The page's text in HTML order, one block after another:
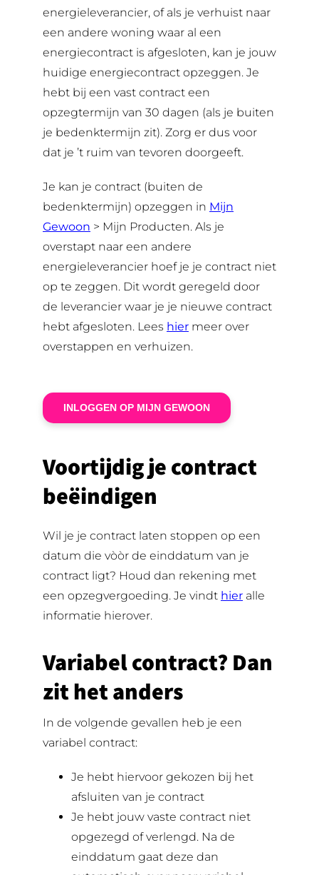
energieleverancier, of als je verhuist naar
een andere woning waar al een
energiecontract is afgesloten, kan je jouw
huidige energiecontract opzeggen. Je
hebt bij een vast contract een
opzegtermijn van 30 dagen (als je buiten
je bedenktermijn zit). Zorg er dus voor
dat je ’t ruim van tevoren doorgeeft.
Je kan je contract (buiten de
bedenktermijn) opzeggen in Mijn
Gewoon > Mijn Producten. Als je
overstapt naar een andere
energieleverancier hoef je je contract niet
op te zeggen. Dit wordt geregeld door
de leverancier waar je je nieuwe contract
hebt afgesloten. Lees hiermeer over
overstappen en verhuizen.
INLOGGEN OP MIJN GEWOON
Voortijdig je contract
beëindigen
Wil je je contract laten stoppen op een
datum die vòòr de einddatum van je
contract ligt? Houd dan rekening met
een opzegvergoeding. Je vindt hieralle
informatie hierover.
Variabel contract? Dan
zit het anders
In de volgende gevallen heb je een
variabel contract:
Je hebt hiervoor gekozen bij het
afsluiten van je contract
Je hebt jouw vaste contract niet
opgezegd of verlengd. Na de
einddatum gaat deze dan